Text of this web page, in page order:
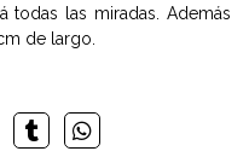
todas las miradas. Además
de largo.